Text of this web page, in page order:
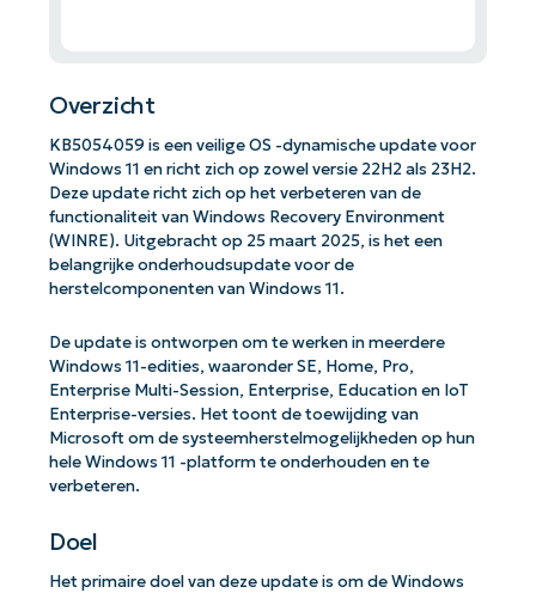
Overzicht
KB5054059 is een veilige OS -dynamische update voor
Windows 11 en richt zich op zowel versie 22H2 als 23H2.
Deze update richt zich op het verbeteren van de
functionaliteit van Windows Recovery Environment
(WINRE). Uitgebracht op 25 maart 2025, is het een
belangrijke onderhoudsupdate voor de
herstelcomponenten van Windows 11.
De update is ontworpen om te werken in meerdere
Windows 11-edities, waaronder SE, Home, Pro,
Enterprise Multi-Session, Enterprise, Education en IoT
Enterprise-versies. Het toont de toewijding van
Microsoft om de systeemherstelmogelijkheden op hun
hele Windows 11 -platform te onderhouden en te
verbeteren.
Doel
Het primaire doel van deze update is om de Windows